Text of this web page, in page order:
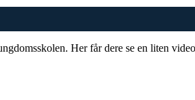
Her får dere se en liten